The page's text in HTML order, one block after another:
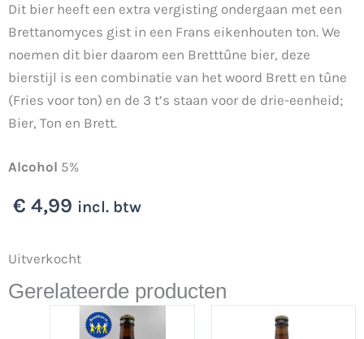
Dit bier heeft een extra vergisting ondergaan met een
Brettanomyces gist in een Frans eikenhouten ton. We
noemen dit bier daarom een Bretttûne bier, deze
bierstijl is een combinatie van het woord Brett en tûne
(Fries voor ton) en de 3 t’s staan voor de drie-eenheid;
Bier, Ton en Brett.
Alcohol 5%
€ 4,99 incl. btw
Uitverkocht
Gerelateerde producten